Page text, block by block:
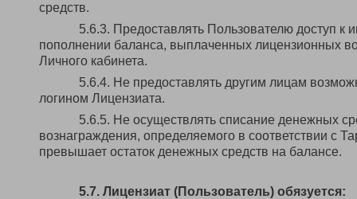
средств.
5.6.3. Предоставлять Пользователю доступ
пополнении баланса, выплаченных лицензионных
Личного кабинета.
5.6.4. Не предоставлять другим лицам
логином Лицензиата.
5.6.5. Не осуществлять списание денежных
вознаграждения, определяемого в соответствии с
превышает остаток денежных средств на балансе.
5.7. Лицензиат (Пользователь) обязуется: